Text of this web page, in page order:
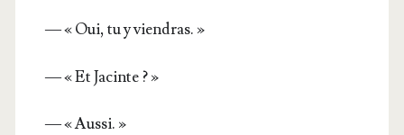
— « Oui, tu y viendras. »
— « Et Jacinte ? »
— « Aussi. »